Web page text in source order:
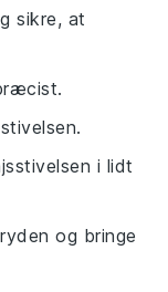
sikre, at
i lidt
og bringe